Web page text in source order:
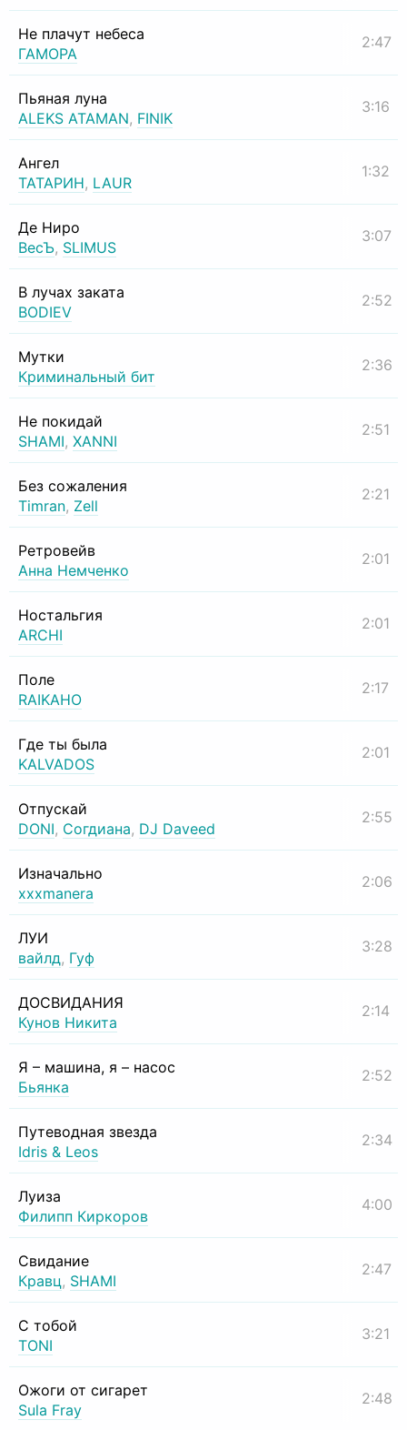
Не плачут небеса
ГАМОРА
2:47
Пьяная луна
ALEKS ATAMAN, FINIK
3:16
Ангел
ТАТАРИН, LAUR
1:32
Де Ниро
ВесЪ, SLIMUS
3:07
В лучах заката
BODIEV
2:52
Мутки
Криминальный бит
2:36
Не покидай
SHAMI, XANNI
2:51
Без сожаления
Timran, Zell
2:21
Ретровейв
Анна Немченко
2:01
Ностальгия
ARCHI
2:01
Поле
RAIKAHO
2:17
Где ты была
KALVADOS
2:01
Отпускай
DONI, Согдиана, DJ Daveed
2:55
Изначально
xxxmanera
2:06
ЛУИ
вайлд, Гуф
3:28
ДОСВИДАНИЯ
Кунов Никита
2:14
Я – машина, я – насос
Бьянка
2:52
Путеводная звезда
Idris & Leos
2:34
Луиза
Филипп Киркоров
4:00
Свидание
Кравц, SHAMI
2:47
С тобой
TONI
3:21
Ожоги от сигарет
Sula Fray
2:48